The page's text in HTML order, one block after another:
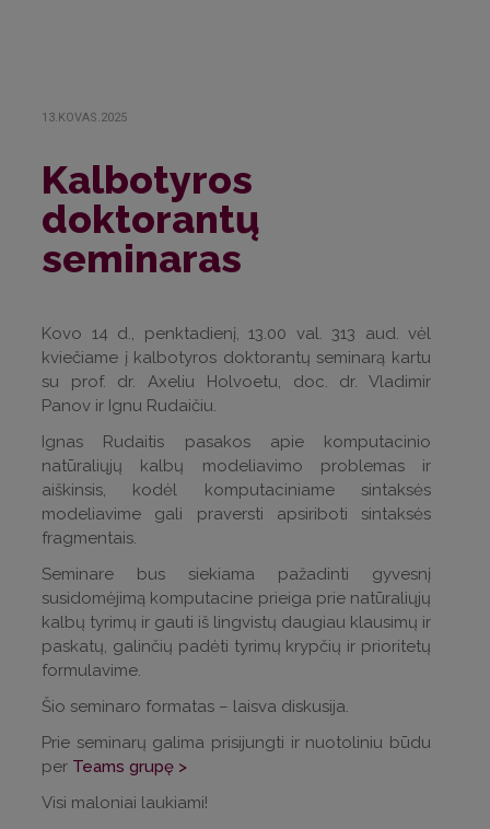
13.KOVAS.2025
Kalbotyros
doktorantų
seminaras
Kovo 14 d., penktadienį, 13.00 val. 313 aud. vėl
kviečiame į kalbotyros doktorantų seminarą kartu
su prof. dr. Axeliu Holvoetu, doc. dr. Vladimir
Panov ir Ignu Rudaičiu.
Ignas Rudaitis pasakos apie komputacinio
natūraliųjų kalbų modeliavimo problemas ir
aiškinsis, kodėl komputaciniame sintaksės
modeliavime gali praversti apsiriboti sintaksės
fragmentais.
Seminare bus siekiama pažadinti gyvesnį
susidomėjimą komputacine prieiga prie natūraliųjų
kalbų tyrimų ir gauti iš lingvistų daugiau klausimų ir
paskatų, galinčių padėti tyrimų krypčių ir prioritetų
formulavime.
Šio seminaro formatas – laisva diskusija.
Prie seminarų galima prisijungti ir nuotoliniu būdu
per Teams grupę >
Visi maloniai laukiami!